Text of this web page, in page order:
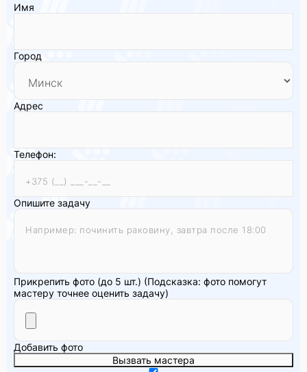
Имя
Город
Адрес
Телефон:
Опишите задачу
Прикрепить фото (до 5 шт.) (Подсказка: фото помогут
мастеру точнее оценить задачу)
Добавить фото
Вызвать мастера